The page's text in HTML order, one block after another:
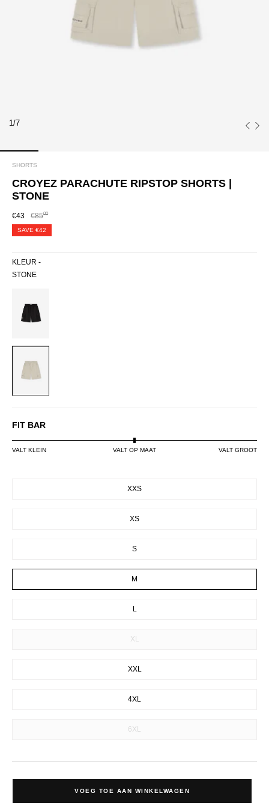
1/7
SHORTS
CROYEZ PARACHUTE RIPSTOP SHORTS |
STONE
€43 €8500
SAVE €42
KLEUR -
STONE
FIT BAR
VALT KLEIN VALT OP MAAT VALT GROOT
XXS
XS
S
M
L
XL
XXL
4XL
6XL
VOEG TOE AAN WINKELWAGEN